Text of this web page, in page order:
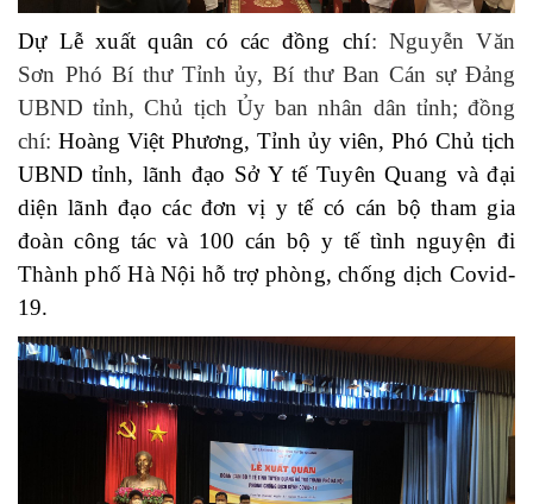
Dự Lễ xuất quân có các đồng chí: Nguyễn Văn
Sơn Phó Bí thư Tỉnh ủy, Bí thư Ban Cán sự Đảng
UBNDtỉnh,Chủ tịch Ủy ban nhân dân tỉnh; đồng
chí: Hoàng Việt Phương, Tỉnh ủy viên, Phó Chủ tịch
UBND tỉnh, lãnh đạo Sở Y tế Tuyên Quang và đại
diện lãnh đạo các đơn vị y tế có cán bộ tham gia
đoàn công tác và 100 cán bộ y tế tình nguyện đi
Thành phố Hà Nội hỗ trợ phòng, chống dịch Covid-
19.